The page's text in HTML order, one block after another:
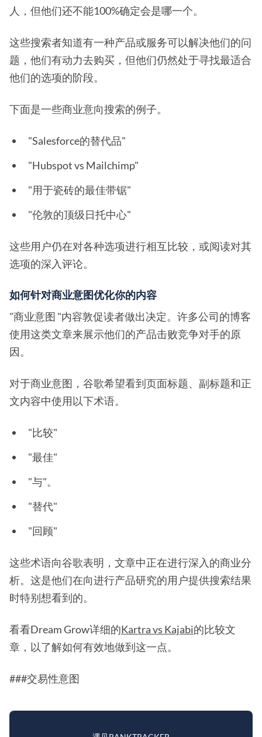
人，但他们还不能100%确定会是哪一个。
这些搜索者知道有一种产品或服务可以解决他们的问
题，他们有动力去购买，但他们仍然处于寻找最适合
他们的选项的阶段。
下面是一些商业意向搜索的例子。
"Salesforce的替代品"
"Hubspot vs Mailchimp"
"用于瓷砖的最佳带锯"
"伦敦的顶级日托中心"
这些用户仍在对各种选项进行相互比较，或阅读对其
选项的深入评论。
如何针对商业意图优化你的内容
"商业意图 "内容敦促读者做出决定。许多公司的博客
使用这类文章来展示他们的产品击败竞争对手的原
因。
对于商业意图，谷歌希望看到页面标题、副标题和正
文内容中使用以下术语。
"比较"
"最佳"
"与"。
"替代"
"回顾"
这些术语向谷歌表明，文章中正在进行深入的商业分
析。这是他们在向进行产品研究的用户提供搜索结果
时特别想看到的。
看看Dream Grow详细的Kartra vs Kajabi的比较文
章，以了解如何有效地做到这一点。
###交易性意图